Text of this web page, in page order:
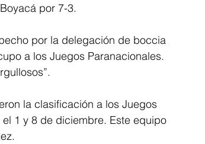
por 7-3.
por la delegación de boccia
a los Juegos Paranacionales.
la clasificación a los Juegos
1 y 8 de diciembre. Este equipo